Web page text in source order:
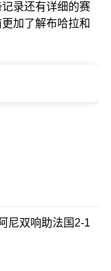
录还有详细的赛
加了解布哈拉和
尼双响助法国2-1